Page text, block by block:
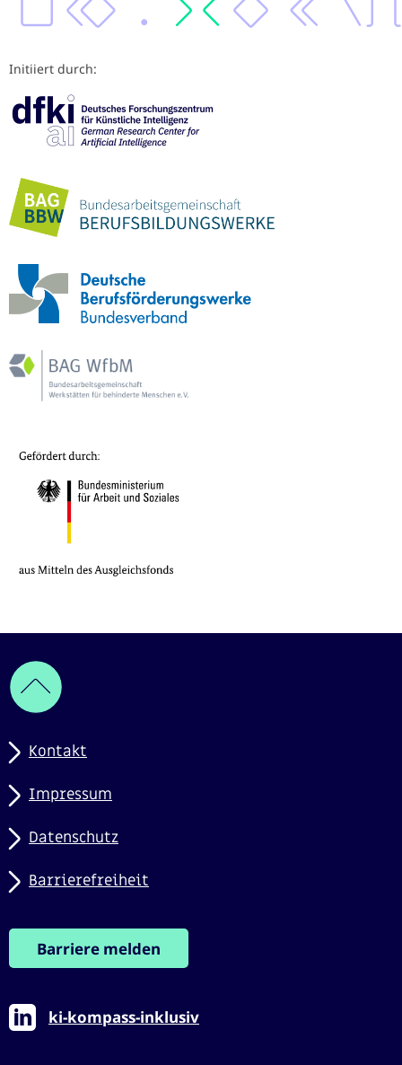
Initiiert durch:
Kontakt
Impressum
Datenschutz
Barrierefreiheit
Barriere melden
ki-kompass-inklusiv